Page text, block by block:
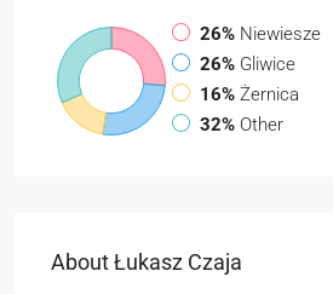
26% Niewiesze
26% Gliwice
16% Żernica
32% Other
About Łukasz Czaja